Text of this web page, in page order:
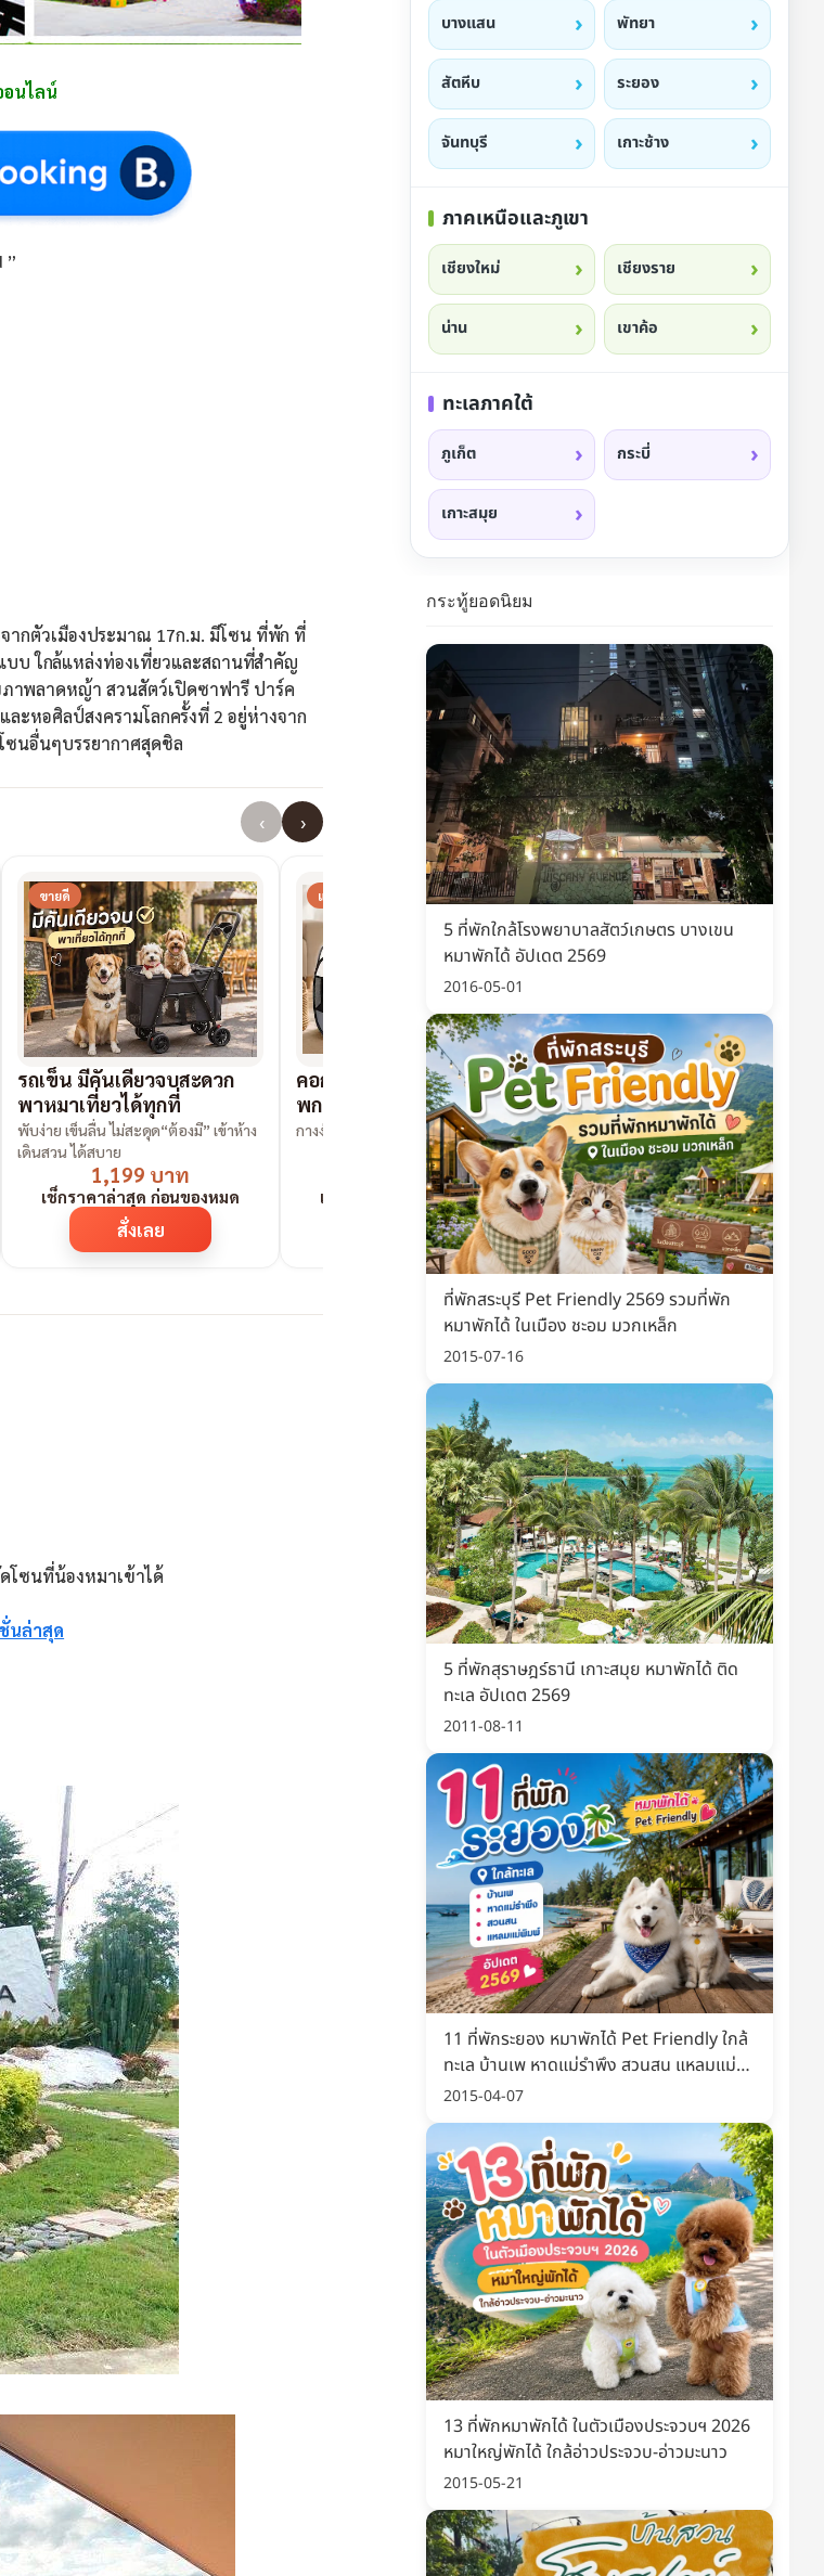
นไลน์
”
กตัวเมืองประมาณ 17ก.ม. มีโซน ที่พัก ที่
บ ใกล้แหล่งท่องเที่ยวและสถานที่สำคัญ
ภาพลาดหญ้า สวนสัตว์เปิดซาฟารี ปาร์ค
ะหอศิลป์สงครามโลกครั้งที่ 2 อยู่ห่างจาก
ซนอื่นๆบรรยากาศสุดชิล
‹ ›
ขายดี
รถเข็น มีคันเดียวจบสะดวก
พาหมาเที่ยวได้ทุกที่
พับง่าย เข็นลื่น ไม่สะดุด“ต้องมี” เข้าห้าง
เดินสวน ได้สบาย
1,199 บาท
เช็กราคาล่าสุด ก่อนของหมด
สั่งเลย
แนะนำ
คอกสัตว์เลี้ยง 8เหลี่ยม ที่นอน
พกพา
กางง่าย พับเก็บได้ พกพาไปไหนก็สะดวก
เริ่มต้น 159 บาท
เช็กราคาล่าสุด ก่อนของหมด
สั่งเลย
แนะนำ
กระเป๋าแมว พาน้องเที่ยวได้
ทุกที่ ราคาสบายกระเป๋า
ราคาสบายกระเป๋า พกพาง่าย เที่ยวไหนก็
สะดวก
เริ่มต้น 118 บาท
เช็กราคาล่าสุด ก่อนของหมด
สั่งเลย
โซนที่น้องหมาเข้าได้
นล่าสุด
บางแสน พัทยา
สัตหีบ ระยอง
จันทบุรี เกาะช้าง
ภาคเหนือและภูเขา
เชียงใหม่ เชียงราย
น่าน เขาค้อ
ทะเลภาคใต้
ภูเก็ต กระบี่
เกาะสมุย
กระทู้ยอดนิยม
5 ที่พักใกล้โรงพยาบาลสัตว์เกษตร บางเขน
หมาพักได้ อัปเดต 2569
2016-05-01
ที่พักสระบุรี Pet Friendly 2569 รวมที่พัก
หมาพักได้ ในเมือง ชะอม มวกเหล็ก
2015-07-16
5 ที่พักสุราษฎร์ธานี เกาะสมุย หมาพักได้ ติด
ทะเล อัปเดต 2569
2011-08-11
11 ที่พักระยอง หมาพักได้ Pet Friendly ใกล้
ทะเล บ้านเพ หาดแม่รำพึง สวนสน แหลมแม่
พิมพ์ อัปเดต 2569
2015-04-07
13 ที่พักหมาพักได้ ในตัวเมืองประจวบฯ 2026
หมาใหญ่พักได้ ใกล้อ่าวประจวบ-อ่าวมะนาว
2015-05-21